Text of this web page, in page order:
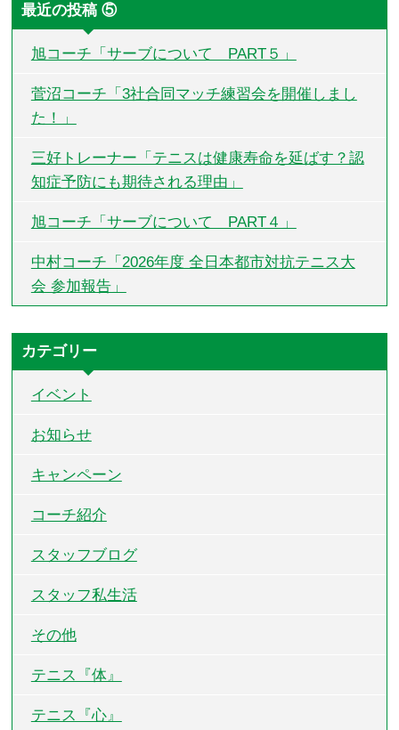
最近の投稿 ⑤
旭コーチ「サーブについて PART５」
菅沼コーチ「3社合同マッチ練習会を開催しまし
た！」
三好トレーナー「テニスは健康寿命を延ばす？認
知症予防にも期待される理由」
旭コーチ「サーブについて PART４」
中村コーチ「2026年度 全日本都市対抗テニス大
会 参加報告」
カテゴリー
イベント
お知らせ
キャンペーン
コーチ紹介
スタッフブログ
スタッフ私生活
その他
テニス『体』
テニス『心』